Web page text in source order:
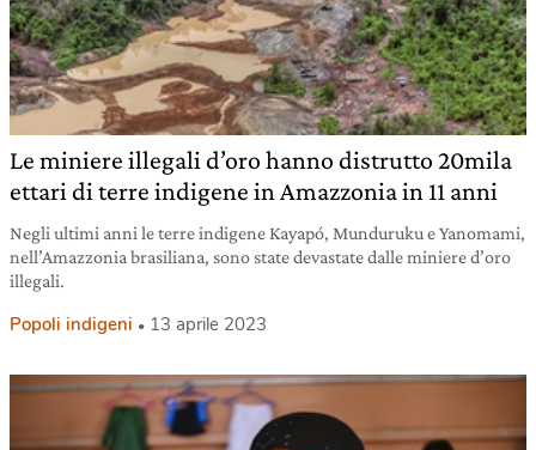
Le miniere illegali d’oro hanno distrutto 20mila
ettari di terre indigene in Amazzonia in 11 anni
Negli ultimi anni le terre indigene Kayapó, Munduruku e Yanomami,
nell’Amazzonia brasiliana, sono state devastate dalle miniere d’oro
illegali.
Popoli indigeni 13 aprile 2023